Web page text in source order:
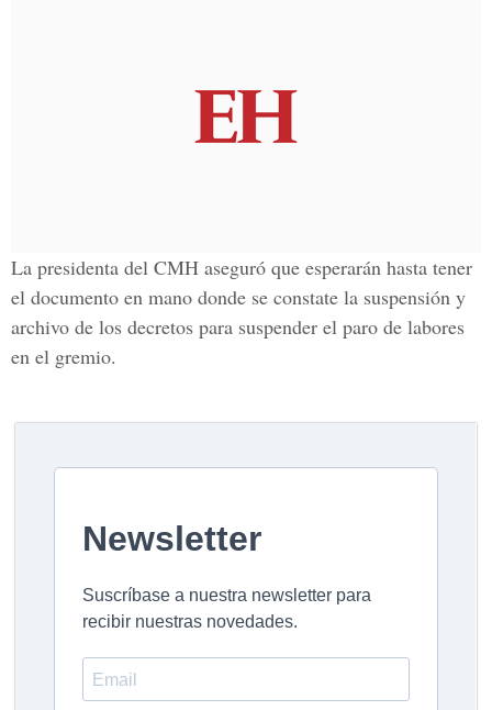
La presidenta del CMH aseguró que esperarán hasta tener
el documento en mano donde se constate la suspensión y
archivo de los decretos para suspender el paro de labores
en el gremio.